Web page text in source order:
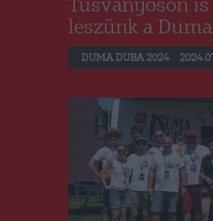
Tusványoson
leszünk a
DUMA DUBA 2024